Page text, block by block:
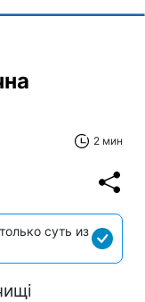
2 мин
суть из